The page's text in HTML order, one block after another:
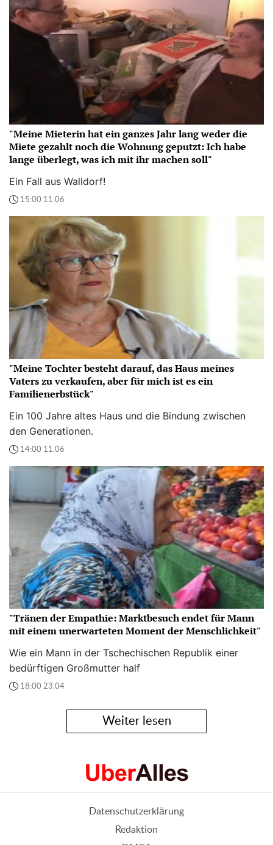
"Meine Mieterin hat ein ganzes Jahr lang weder die
Miete gezahlt noch die Wohnung geputzt: Ich habe
lange überlegt, was ich mit ihr machen soll"
Ein Fall aus Walldorf!
15:00 11.06
"Meine Tochter besteht darauf, das Haus meines
Vaters zu verkaufen, aber für mich ist es ein
Familienerbstück"
Ein 100 Jahre altes Haus und die Bindung zwischen
den Generationen.
14:00 11.06
"Tränen der Empathie: Marktbesuch endet für Mann
mit einem unerwarteten Moment der Menschlichkeit"
Wie ein Mann in der Tschechischen Republik einer
bedürftigen Großmutter half
18:00 23.04
Weiter lesen
Datenschutzerklärung
Redaktion